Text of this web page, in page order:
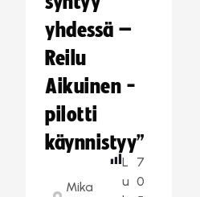
yhdessä –
Reilu
Aikuinen -
pilotti
käynnistyy”
Mika
L
u
7
0